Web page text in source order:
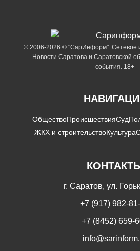
© 2006-2026 © "СарИнформ". Сетевое
Новости Саратова и Саратовской
события. 18+
ОбществоПроисшествияСуд
ЖКХ и строительствоКультура
г. Саратов, ул.
+7 (917) 982-
+7 (8452) 659-